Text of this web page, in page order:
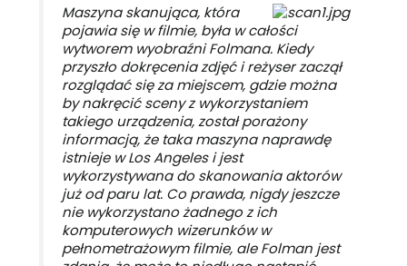
Maszyna skanująca, która
pojawia się w filmie, była w całości
wytworem wyobraźni Folmana. Kiedy
przyszło dokręcenia zdjęć i reżyser zaczął
rozglądać się za miejscem, gdzie można
by nakręcić sceny z wykorzystaniem
takiego urządzenia, został porażony
informacją, że taka maszyna naprawdę
istnieje w Los Angeles i jest
wykorzystywana do skanowania aktorów
już od paru lat. Co prawda, nigdy jeszcze
nie wykorzystano żadnego z ich
komputerowych wizerunków w
pełnometrażowym filmie, ale Folman jest